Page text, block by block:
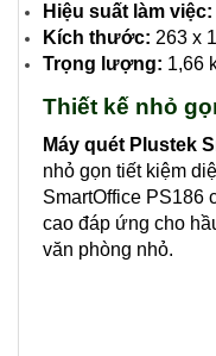
Hiệu suất làm việc:
Kích thước: 263 x
Trọng lượng: 1,66
Thiết kế nhỏ
Máy quét Plustek
nhỏ gọn tiết kiệm
SmartOffice PS186
cao đáp ứng cho
văn phòng nhỏ.